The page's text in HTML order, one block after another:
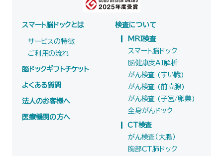
スマート脳ドックとは
サービスの特徴
ご利用の流れ
脳ドックギフトチケット
よくある質問
法人のお客様へ
医療機関の方へ
検査について
MRI検査
スマート脳ドック
脳健康度AI解析
がん検査 (すい臓)
がん検査 (前立腺)
がん検査 (子宮/卵巣)
全身がんドック
CT検査
がん検査（大腸）
胸部CT肺ドック